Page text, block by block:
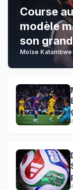
Course
modèle
son
Moïse Katambwe